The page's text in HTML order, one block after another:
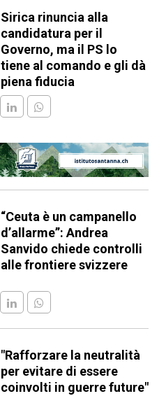
Sirica rinuncia alla
candidatura per il
Governo, ma il PS lo
tiene al comando e gli dà
piena fiducia
“Ceuta è un campanello
d’allarme”: Andrea
Sanvido chiede controlli
alle frontiere svizzere
"Rafforzare la neutralità
per evitare di essere
coinvolti in guerre future"